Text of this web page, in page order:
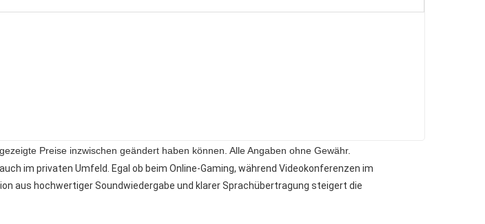
Preise inzwischen geändert haben können. Alle Angaben ohne Gewähr.
im privaten Umfeld. Egal ob beim Online-Gaming, während Videokonferenzen im
aus hochwertiger Soundwiedergabe und klarer Sprachübertragung steigert die